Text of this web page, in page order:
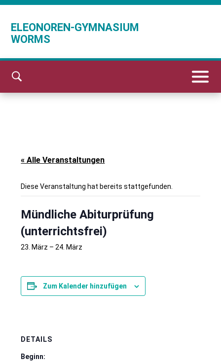
ELEONOREN-GYMNASIUM
WORMS
« Alle Veranstaltungen
Diese Veranstaltung hat bereits stattgefunden.
Mündliche Abiturprüfung
(unterrichtsfrei)
23. März – 24. März
Zum Kalender hinzufügen
DETAILS
Beginn: